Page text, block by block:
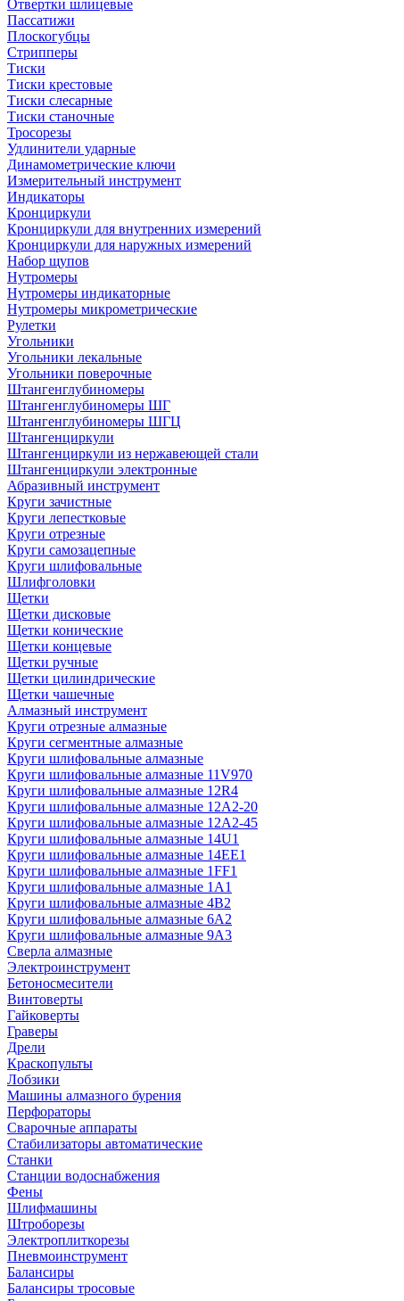
Отвертки шлицевые
Пассатижи
Плоскогубцы
Стрипперы
Тиски
Тиски крестовые
Тиски слесарные
Тиски станочные
Тросорезы
Удлинители ударные
Динамометрические ключи
Измерительный инструмент
Индикаторы
Кронциркули
Кронциркули для внутренних измерений
Кронциркули для наружных измерений
Набор щупов
Нутромеры
Нутромеры индикаторные
Нутромеры микрометрические
Рулетки
Угольники
Угольники лекальные
Угольники поверочные
Штангенглубиномеры
Штангенглубиномеры ШГ
Штангенглубиномеры ШГЦ
Штангенциркули
Штангенциркули из нержавеющей стали
Штангенциркули электронные
Абразивный инструмент
Круги зачистные
Круги лепестковые
Круги отрезные
Круги самозацепные
Круги шлифовальные
Шлифголовки
Щетки
Щетки дисковые
Щетки конические
Щетки концевые
Щетки ручные
Щетки цилиндрические
Щетки чашечные
Алмазный инструмент
Круги отрезные алмазные
Круги сегментные алмазные
Круги шлифовальные алмазные
Круги шлифовальные алмазные 11V970
Круги шлифовальные алмазные 12R4
Круги шлифовальные алмазные 12А2-20
Круги шлифовальные алмазные 12А2-45
Круги шлифовальные алмазные 14U1
Круги шлифовальные алмазные 14ЕЕ1
Круги шлифовальные алмазные 1FF1
Круги шлифовальные алмазные 1А1
Круги шлифовальные алмазные 4В2
Круги шлифовальные алмазные 6A2
Круги шлифовальные алмазные 9А3
Сверла алмазные
Электроинструмент
Бетоносмесители
Винтоверты
Гайковерты
Граверы
Дрели
Краскопульты
Лобзики
Машины алмазного бурения
Перфораторы
Сварочные аппараты
Стабилизаторы автоматические
Станки
Станции водоснабжения
Фены
Шлифмашины
Штроборезы
Электроплиткорезы
Пневмоинструмент
Балансиры
Балансиры тросовые